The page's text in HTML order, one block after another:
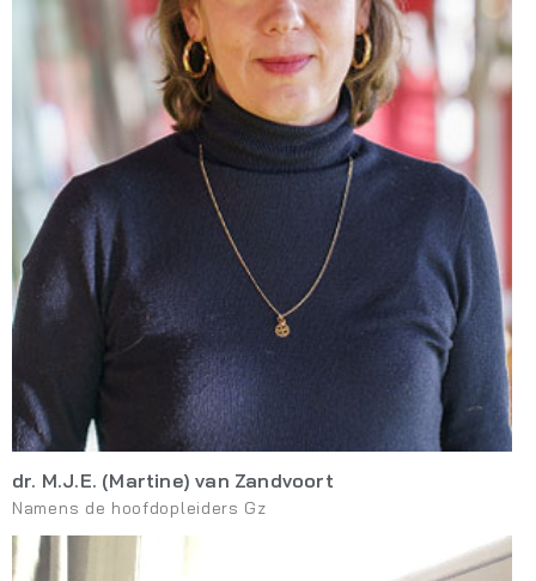
dr. M.J.E. (Martine) van Zandvoort
Namens de hoofdopleiders Gz